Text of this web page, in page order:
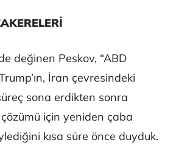
değinen Peskov, “ABD
İran çevresindeki
sona erdikten sonra
için yeniden çaba
kısa süre önce duyduk.